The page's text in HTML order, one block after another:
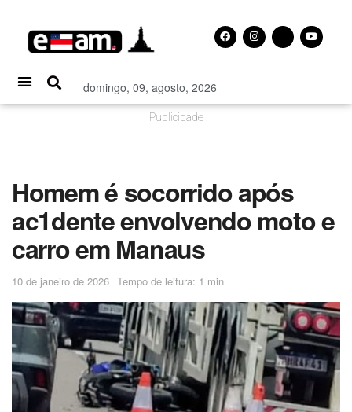
domingo, 09, agosto, 2026
Publicidade
Homem é socorrido após
ac1dente envolvendo moto e
carro em Manaus
10 de janeiro de 2026 Tempo de leitura: 1 min